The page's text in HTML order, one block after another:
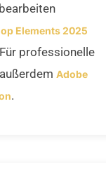
Elements 2025
professionelle
Adobe
.